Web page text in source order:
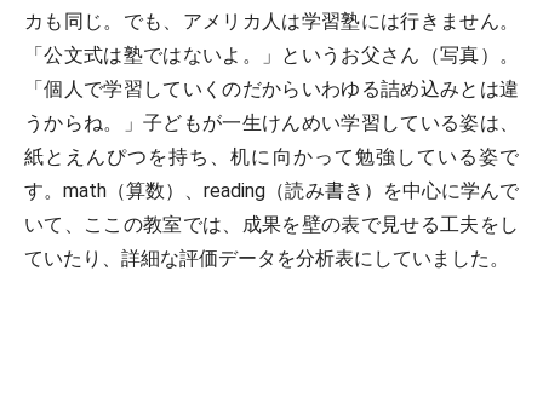
カも同じ。でも、アメリカ人は学習塾には行きません。
「公文式は塾ではないよ。」というお父さん（写真）。
「個人で学習していくのだからいわゆる詰め込みとは違
うからね。」子どもが一生けんめい学習している姿は、
紙とえんぴつを持ち、机に向かって勉強している姿で
す。math（算数）、reading（読み書き）を中心に学んで
いて、ここの教室では、成果を壁の表で見せる工夫をし
ていたり、詳細な評価データを分析表にしていました。